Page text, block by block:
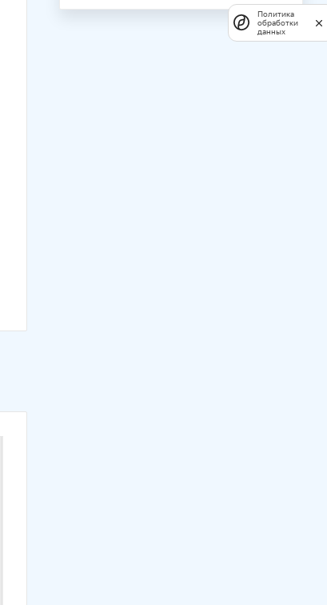
Политика
обработки
данных